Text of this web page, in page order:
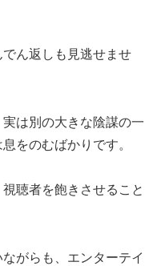
ん返しも見逃せませ
は別の大きな陰謀の一
をのむばかりです。
聴者を飽きさせること
がらも、エンターテイ